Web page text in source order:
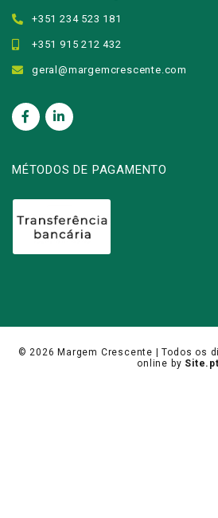
+351 234 523 181
+351 915 212 432
geral@margemcrescente.com
MÉTODOS DE PAGAMENTO
© 2026 Margem Crescente | Todos os
online by Site.pt